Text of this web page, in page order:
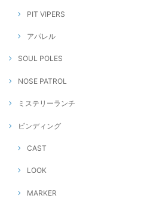
PIT VIPERS
アパレル
SOUL POLES
NOSE PATROL
ミステリーランチ
ビンディング
CAST
LOOK
MARKER